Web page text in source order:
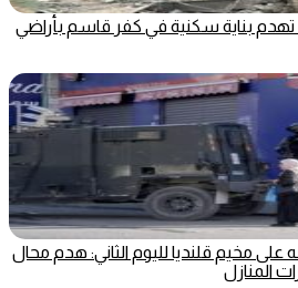
تهدم بناية سكنية في كفر قاسم بأراضي
على مخيم قلنديا لليوم الثاني: هدم محال
المنازل